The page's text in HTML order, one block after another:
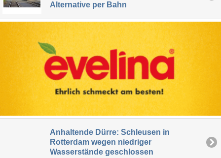
Alternative per Bahn
Anhaltende Dürre: Schleusen in
Rotterdam wegen niedriger
Wasserstände geschlossen